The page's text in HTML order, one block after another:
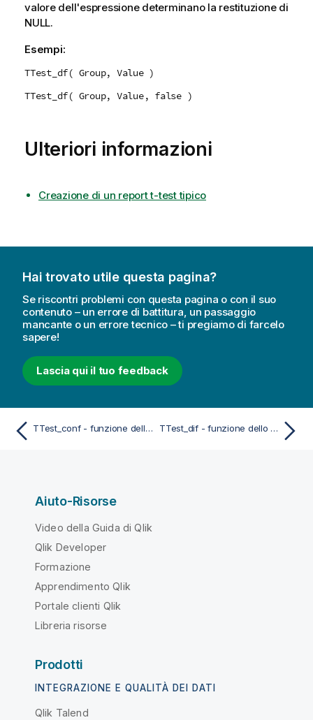
valore dell'espressione determinano la restituzione di
NULL.
Esempi:
TTest_df( Group, Value )
TTest_df( Group, Value, false )
Ulteriori informazioni
Creazione di un report t-test tipico
Hai trovato utile questa pagina?
Se riscontri problemi con questa pagina o con il suo
contenuto – un errore di battitura, un passaggio
mancante o un errore tecnico – ti pregiamo di farcelo
sapere!
Lascia qui il tuo feedback
TTest_conf - funzione dello script e del grafico TTest_dif - funzione dello script e del grafico
Aiuto-Risorse
Video della Guida di Qlik
Qlik Developer
Formazione
Apprendimento Qlik
Portale clienti Qlik
Libreria risorse
Prodotti
INTEGRAZIONE E QUALITÀ DEI DATI
Qlik Talend